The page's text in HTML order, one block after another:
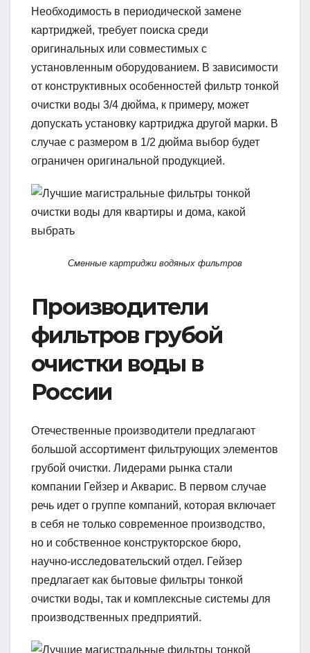
Необходимость в периодической замене
картриджей, требует поиска среди
оригинальных или совместимых с
установленным оборудованием. В зависимости
от конструктивных особенностей фильтр тонкой
очистки воды 3/4 дюйма, к примеру, может
допускать установку картриджа другой марки. В
случае с размером в 1/2 дюйма выбор будет
ограничен оригинальной продукцией.
Сменные картриджи водяных фильтров
Производители
фильтров грубой
очистки воды в
России
Отечественные производители предлагают
большой ассортимент фильтрующих элементов
грубой очистки. Лидерами рынка стали
компании Гейзер и Акварис. В первом случае
речь идет о группе компаний, которая включает
в себя не только современное производство,
но и собственное конструкторское бюро,
научно-исследовательский отдел. Гейзер
предлагает как бытовые фильтры тонкой
очистки воды, так и комплексные системы для
производственных предприятий.